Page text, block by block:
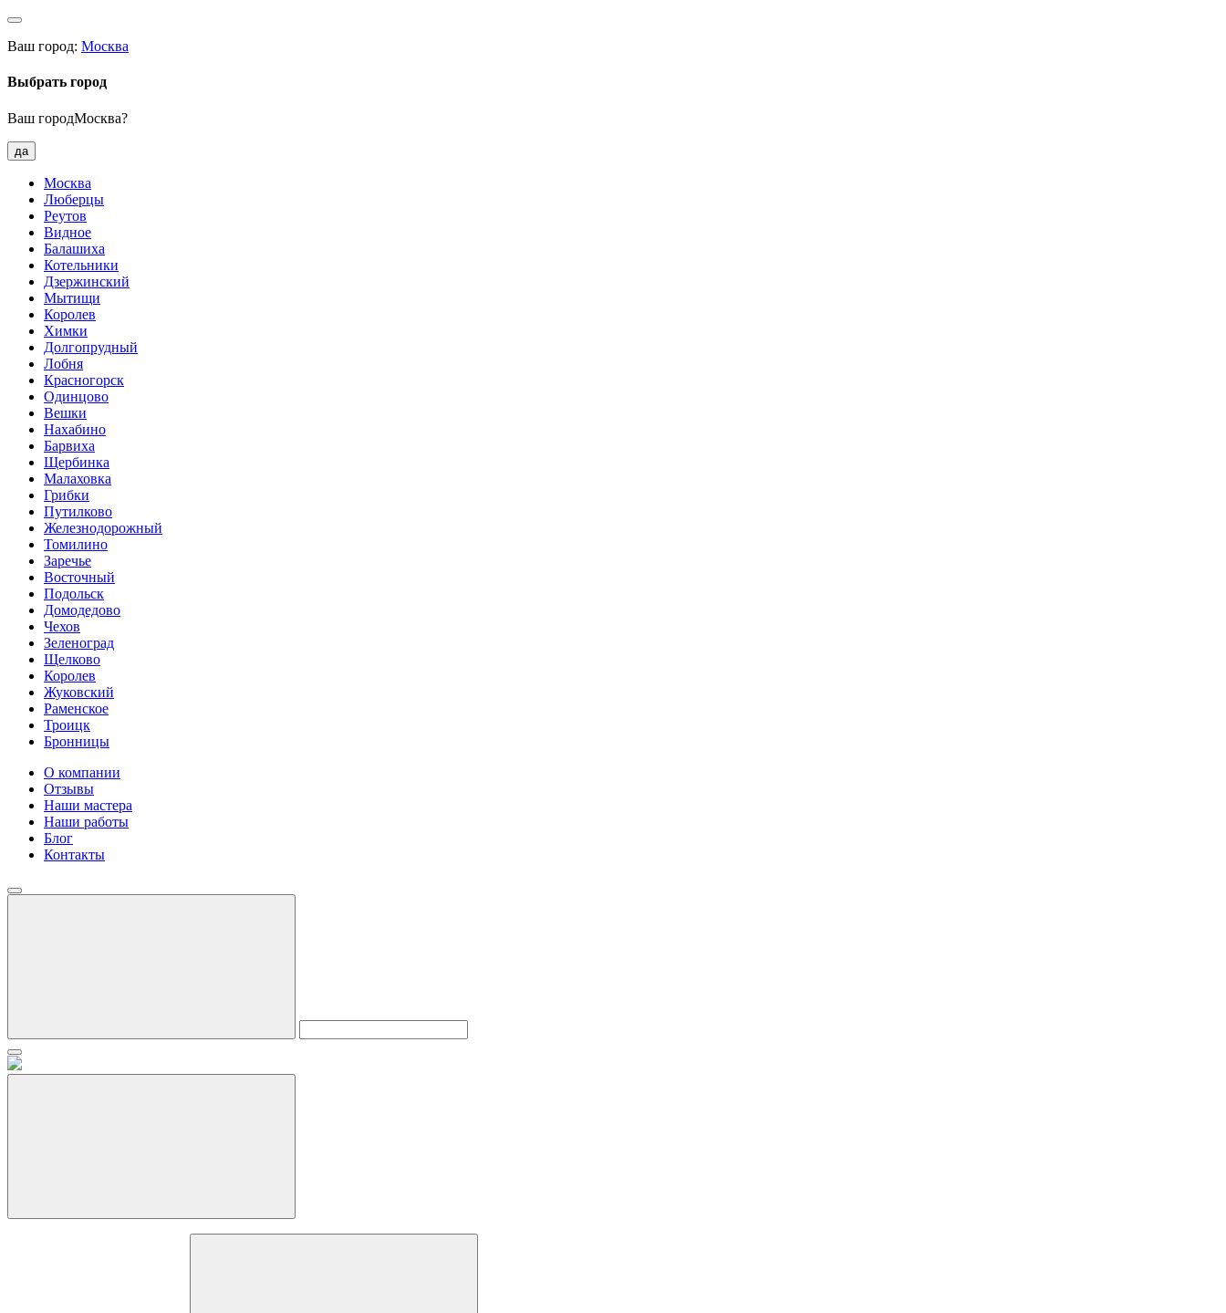
Ваш город: Москва
Выбрать город
Ваш городМосква?
да
Москва
Люберцы
Реутов
Видное
Балашиха
Котельники
Дзержинский
Мытищи
Королев
Химки
Долгопрудный
Лобня
Красногорск
Одинцово
Вешки
Нахабино
Барвиха
Щербинка
Малаховка
Грибки
Путилково
Железнодорожный
Томилино
Заречье
Восточный
Подольск
Домодедово
Чехов
Зеленоград
Щелково
Королев
Жуковский
Раменское
Троицк
Бронницы
О компании
Отзывы
Наши мастера
Наши работы
Блог
Контакты